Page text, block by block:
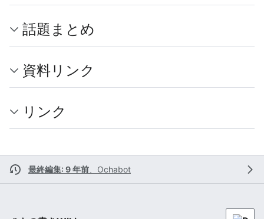
話題まとめ
資料リンク
リンク
最終編集: 9 年前 Ochabot